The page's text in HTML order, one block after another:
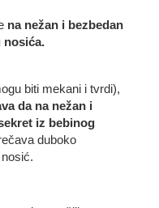
na nežan i bezbedan
nosića.
biti mekani i tvrdi),
da na nežan i
iz bebinog
duboko